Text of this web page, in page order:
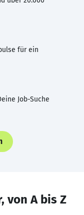
für ein
Job-Suche
von A bis Z